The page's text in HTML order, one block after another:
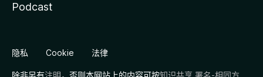
Podcast
隐私 Cookie 法律
除非另有注明，否则本网站上的内容可按知识共享 署名-相同方